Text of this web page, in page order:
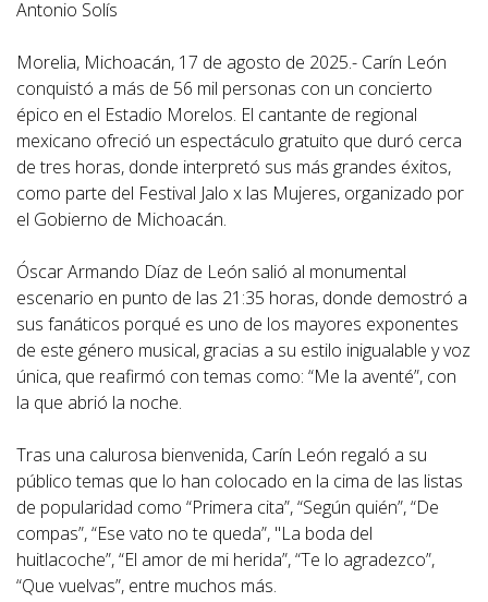
Antonio Solís
Morelia, Michoacán, 17 de agosto de 2025.- Carín León
conquistó a más de 56 mil personas con un concierto
épico en el Estadio Morelos. El cantante de regional
mexicano ofreció un espectáculo gratuito que duró cerca
de tres horas, donde interpretó sus más grandes éxitos,
como parte del Festival Jalo x las Mujeres, organizado por
el Gobierno de Michoacán.
Óscar Armando Díaz de León salió al monumental
escenario en punto de las 21:35 horas, donde demostró a
sus fanáticos porqué es uno de los mayores exponentes
de este género musical, gracias a su estilo inigualable y voz
única, que reafirmó con temas como: “Me la aventé”, con
la que abrió la noche.
Tras una calurosa bienvenida, Carín León regaló a su
público temas que lo han colocado en la cima de las listas
de popularidad como “Primera cita”, “Según quién”, “De
compas”, “Ese vato no te queda”, "La boda del
huitlacoche”, “El amor de mi herida”, “Te lo agradezco”,
“Que vuelvas”, entre muchos más.